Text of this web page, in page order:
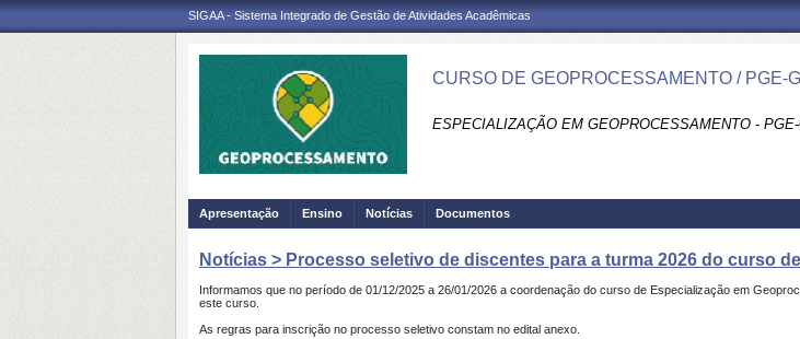
SIGAA - Sistema Integrado de Gestão de Atividades Acadêmicas
CURSO DE GEOPROCESSAMENTO / PGE-
ESPECIALIZAÇÃO EM GEOPROCESSAMENTO -
Apresentação Ensino Notícias Documentos
Notícias > Processo seletivo de discentes para a turma 2026 do curso
Informamos que no período de 01/12/2025 a 26/01/2026 a coordenação do curso de Especialização em
este curso.
As regras para inscrição no processo seletivo constam no edital anexo.